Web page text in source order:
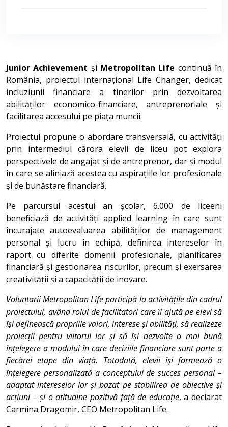
Junior Achievement și Metropolitan Life continuă în
România, proiectul internațional Life Changer, dedicat
incluziunii financiare a tinerilor prin dezvoltarea
abilităților economico-financiare, antreprenoriale și
facilitarea accesului pe piața muncii.
Proiectul propune o abordare transversală, cu activități
prin intermediul cărora elevii de liceu pot explora
perspectivele de angajat și de antreprenor, dar și modul
în care se aliniază acestea cu aspirațiile lor profesionale
și de bunăstare financiară.
Pe parcursul acestui an școlar, 6.000 de liceeni
beneficiază de activități applied learning în care sunt
încurajate autoevaluarea abilităților de management
personal și lucru în echipă, definirea intereselor în
raport cu diferite domenii profesionale, planificarea
financiară și gestionarea riscurilor, precum și exersarea
creativității și a capacității de inovare.
Voluntarii Metropolitan Life participă la activitățile din cadrul
proiectului, având rolul de facilitatori care îi ajută pe elevi să
își definească propriile valori, interese și abilități, să realizeze
proiecții pentru viitorul lor și să își dezvolte o mai bună
înțelegere a modului în care deciziile financiare sunt parte a
fiecărei etape din viață. Totodată, elevii își formează o
înțelegere personalizată a conceptului de succes personal –
adaptat intereselor lor și bazat pe stabilirea de obiective și
acțiuni – și o atitudine pozitivă față de educație, a declarat
Carmina Dragomir, CEO Metropolitan Life.